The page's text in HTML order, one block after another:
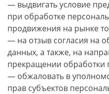
— выдвигать условие
при обработке
продвижения на рынке
— на отзыв согласия на
данных, а также, на
прекращении обработки
— обжаловать в
прав субъектов